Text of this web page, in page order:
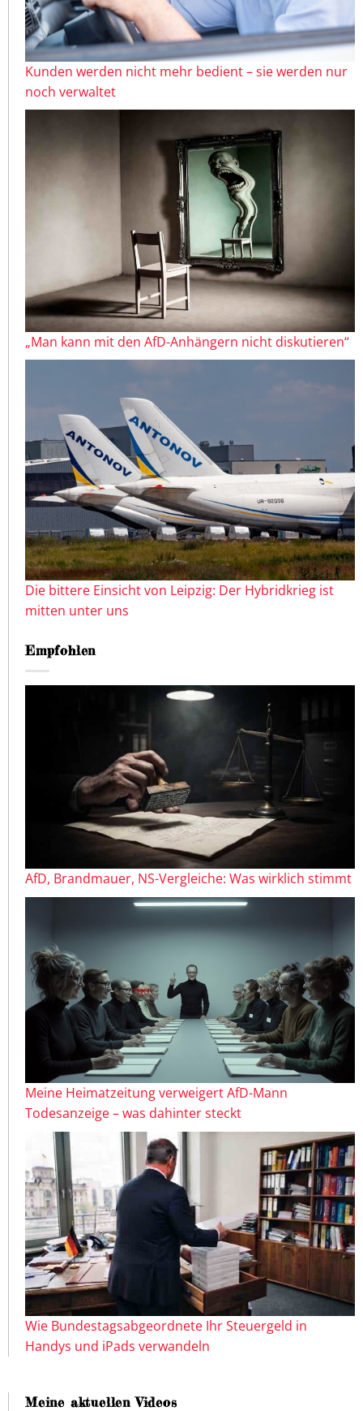
Kunden werden nicht mehr bedient – sie werden nur
noch verwaltet
„Man kann mit den AfD-Anhängern nicht diskutieren“
Die bittere Einsicht von Leipzig: Der Hybridkrieg ist
mitten unter uns
Empfohlen
AfD, Brandmauer, NS-Vergleiche: Was wirklich stimmt
Meine Heimatzeitung verweigert AfD-Mann
Todesanzeige – was dahinter steckt
Wie Bundestagsabgeordnete Ihr Steuergeld in
Handys und iPads verwandeln
Meine aktuellen Videos